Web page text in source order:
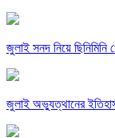
জুলাই সনদ নিয়ে
জুলাই অভ্যুত্থানের